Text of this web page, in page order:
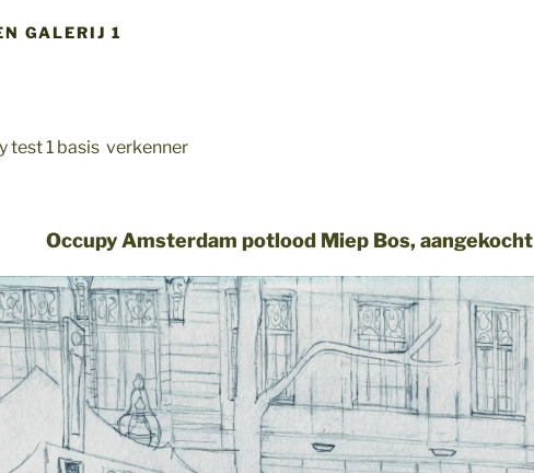
GALERIJ 1
test 1 basis verkenner
Occupy Amsterdam potlood Miep Bos, aangekocht